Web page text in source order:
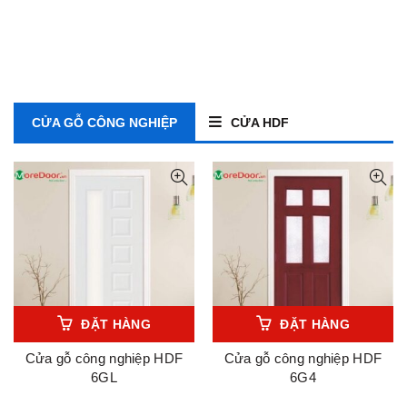
CỬA GỖ CÔNG NGHIỆP CỬA HDF
ĐẶT HÀNG
Cửa gỗ công nghiệp HDF
6GL
ĐẶT HÀNG
Cửa gỗ công nghiệp HDF
6G4